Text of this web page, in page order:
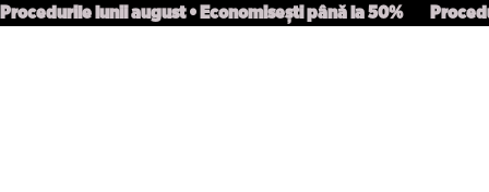
Procedurile lunii august • Economisești până la 50%